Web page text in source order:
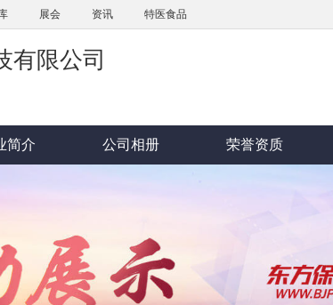
展会 资讯 特医食品
有限公司
简介 公司相册 荣誉资质